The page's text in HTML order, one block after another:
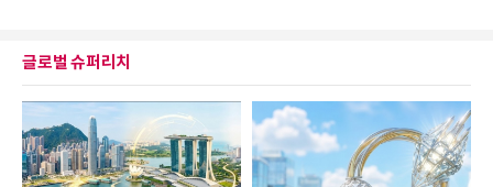
글로벌 슈퍼리치